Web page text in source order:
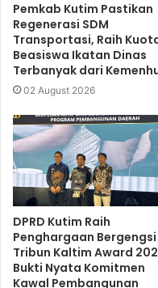
Pemkab Kutim Pastikan
Regenerasi SDM
Transportasi, Raih
Beasiswa Ikatan Dinas
Terbanyak dari
02 August 2026
DPRD Kutim Raih
Penghargaan Bergengsi
Tribun Kaltim Award
Bukti Nyata Komitmen
Kawal Pembangunan